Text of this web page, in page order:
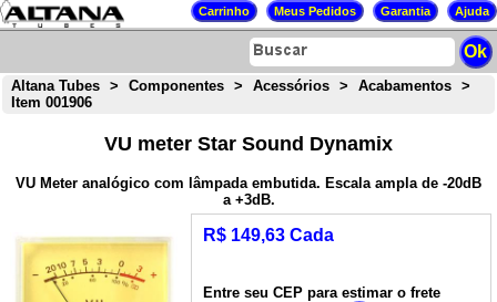
Altana Tubes > Componentes > Acessórios > Acabamentos
>
Item 001906
VU meter Star Sound Dynamix
VU Meter analógico com lâmpada embutida. Escala ampla de -20dB
a +3dB.
R$ 149,63 Cada
Entre seu CEP para estimar o frete